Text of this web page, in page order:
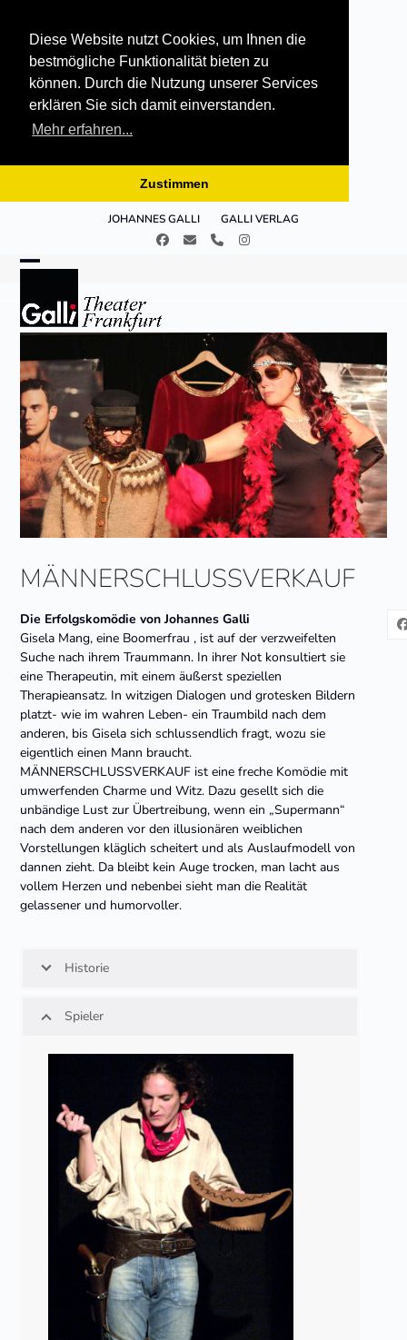
Diese Website nutzt Cookies, um Ihnen die
bestmögliche Funktionalität bieten zu
können. Durch die Nutzung unserer Services
erklären Sie sich damit einverstanden.
Mehr erfahren...
Zustimmen
JOHANNES GALLI GALLI VERLAG
Facebook
E- TelefonInstagram
mobile
menu
mobile
menu
MÄNNERSCHLUSSVERKAUF
Die Erfolgskomödie von Johannes Galli
Gisela Mang, eine Boomerfrau , ist auf der verzweifelten
Suche nach ihrem Traummann. In ihrer Not konsultiert sie
eine Therapeutin, mit einem äußerst speziellen
Therapieansatz. In witzigen Dialogen und grotesken Bildern
platzt- wie im wahren Leben- ein Traumbild nach dem
anderen, bis Gisela sich schlussendlich fragt, wozu sie
eigentlich einen Mann braucht.
MÄNNERSCHLUSSVERKAUF ist eine freche Komödie mit
umwerfenden Charme und Witz. Dazu gesellt sich die
unbändige Lust zur Übertreibung, wenn ein „Supermann“
nach dem anderen vor den illusionären weiblichen
Vorstellungen kläglich scheitert und als Auslaufmodell von
dannen zieht. Da bleibt kein Auge trocken, man lacht aus
vollem Herzen und nebenbei sieht man die Realität
gelassener und humorvoller.
Historie
Spieler